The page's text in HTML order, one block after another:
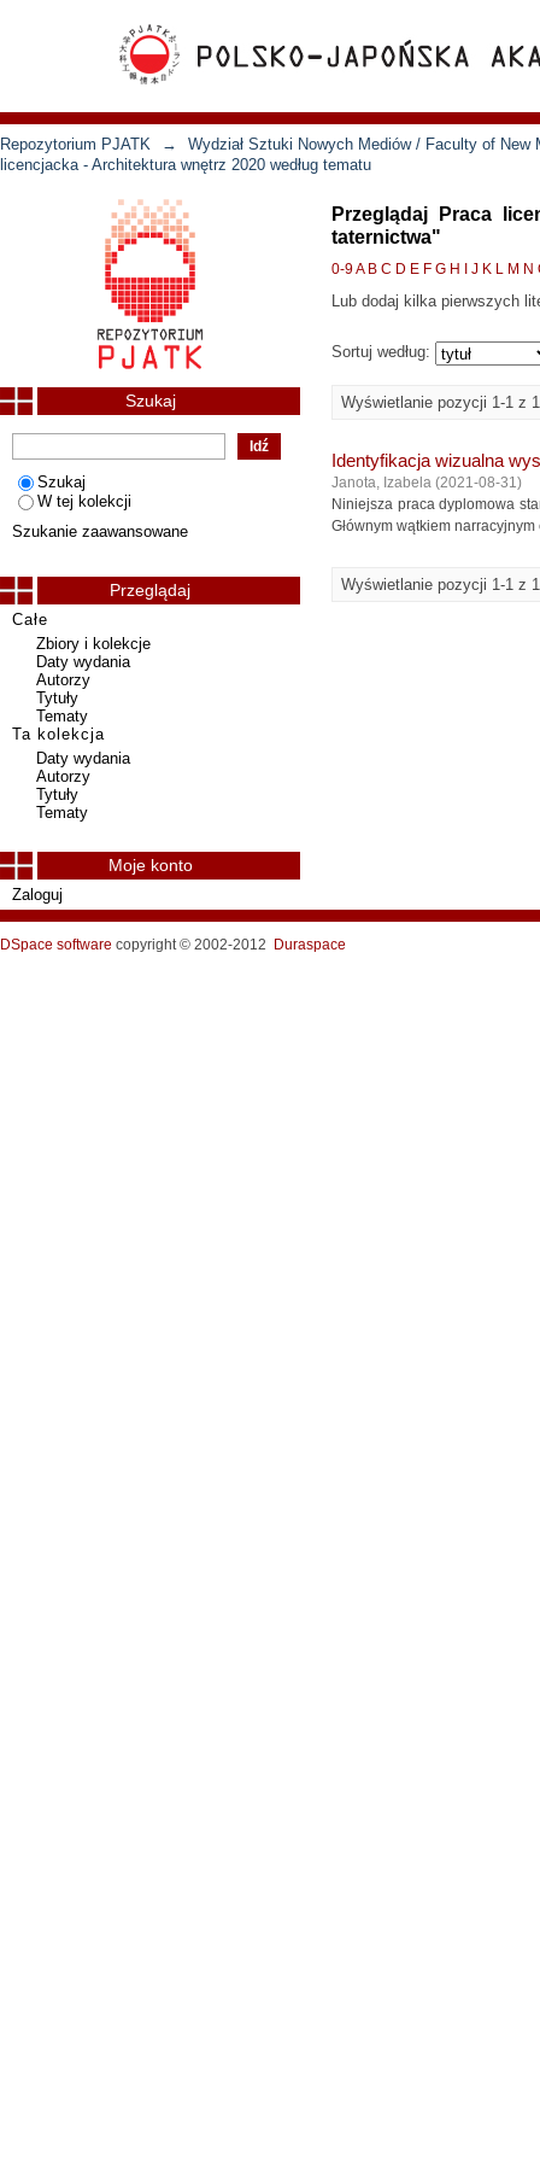
Repozytorium PJATK →
Wydział Sztuki Nowych Mediów / Faculty of New
licencjacka - Architektura wnętrz 2020 według tematu
Przeglądaj Praca
taternictwa"
0-9A B C D E F G H J K L M N
Lub dodaj kilka pierwszych
Sortuj według:
Wyświetlanie pozycji 1-1 z 1
Identyfikacja wizualna
Janota, Izabela (2021-08-31)
Niniejsza praca dyplomowa
Głównym wątkiem
Wyświetlanie pozycji 1-1 z 1
Szukaj
Szukaj
W tej kolekcji
Szukanie zaawansowane
Przeglądaj
Całe
Zbiory i kolekcje
Daty wydania
Autorzy
Tytuły
Tematy
Ta kolekcja
Daty wydania
Autorzy
Tytuły
Tematy
Moje konto
Zaloguj
DSpace software copyright © 2002-2012 Duraspace